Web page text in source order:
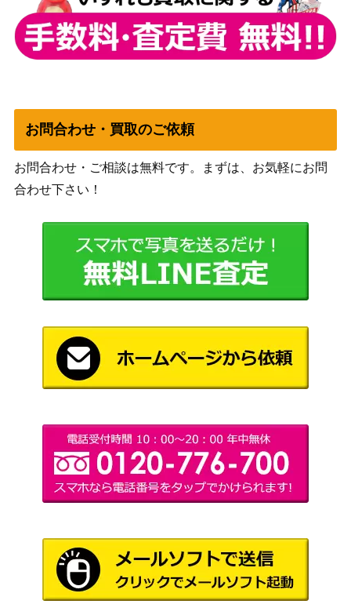
焦熱の解放/Fiery Emancipation【M2
1】
ト2021）
300
k the Archlich[AFR]
トン・レル
150
探索する獣/Questing Beast【ELD】
（エルドレ
インの王
権）
W] 《日》
ラード：真
紅の契り）
乾燥台地/Arid Mesa[MH2]《日》
（モダンホ
残虐の執政官/Archon of Cruelty[MH2]
（モダンホ
ライゾン2）
メント）
1,000
(039) 千の月の鍛冶場/Thousand Moo
ns Smithy / 千の兵舎/Barracks of the
Wizards
（イクサラ
ン：失われ
お問合わせ・買取のご依頼
お問合わせ・ご相談は無料です。まずは、お気軽にお問
合わせ下さい！